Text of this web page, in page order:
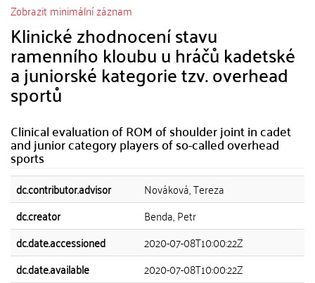
Zobrazit minimální záznam
Klinické zhodnocení stavu
ramenního kloubu u hráčů kadetské
a juniorské kategorie tzv. overhead
sportů
Clinical evaluation of ROM of shoulder joint in cadet
and junior category players of so-called overhead
sports
dc.contributor.advisor
Nováková, Tereza
dc.creator
Benda, Petr
dc.date.accessioned
2020-07-08T10:00:22Z
dc.date.available
2020-07-08T10:00:22Z